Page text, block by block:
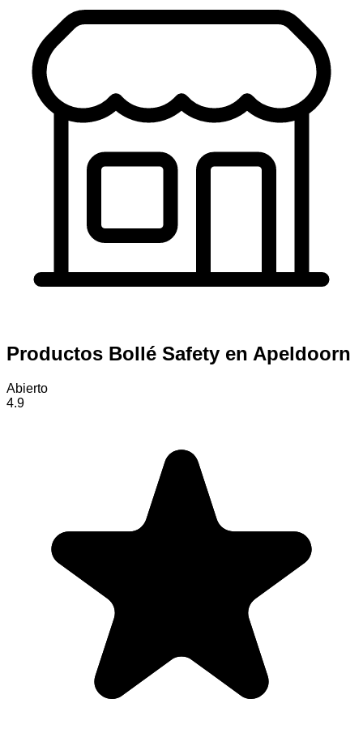
Productos Bollé Safety en Apeldoorn
Abierto
4.9